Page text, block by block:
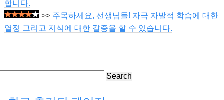
합니다.
>> 주목하세요, 선생님들! 자극 자발적 학습에 대한
열정 그리고 지식에 대한 갈증을 할 수 있습니다.
Search